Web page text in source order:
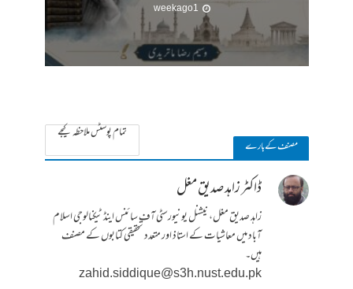
1 week ago
مصنف کے بارے
تمام پوسٹس ملاحظہ کیجے
ڈاکٹر زاہد صدیق مغل
زاہد صدیق مغل، نیشنل یونیورسٹی آف سائنس اینڈ ٹیکنالوجی اسلام
آباد میں معاشیات کے استاذ اور متعدد تحقیقی کتابوں کے مصنف
ہیں۔
zahid.siddique@s3h.nust.edu.pk